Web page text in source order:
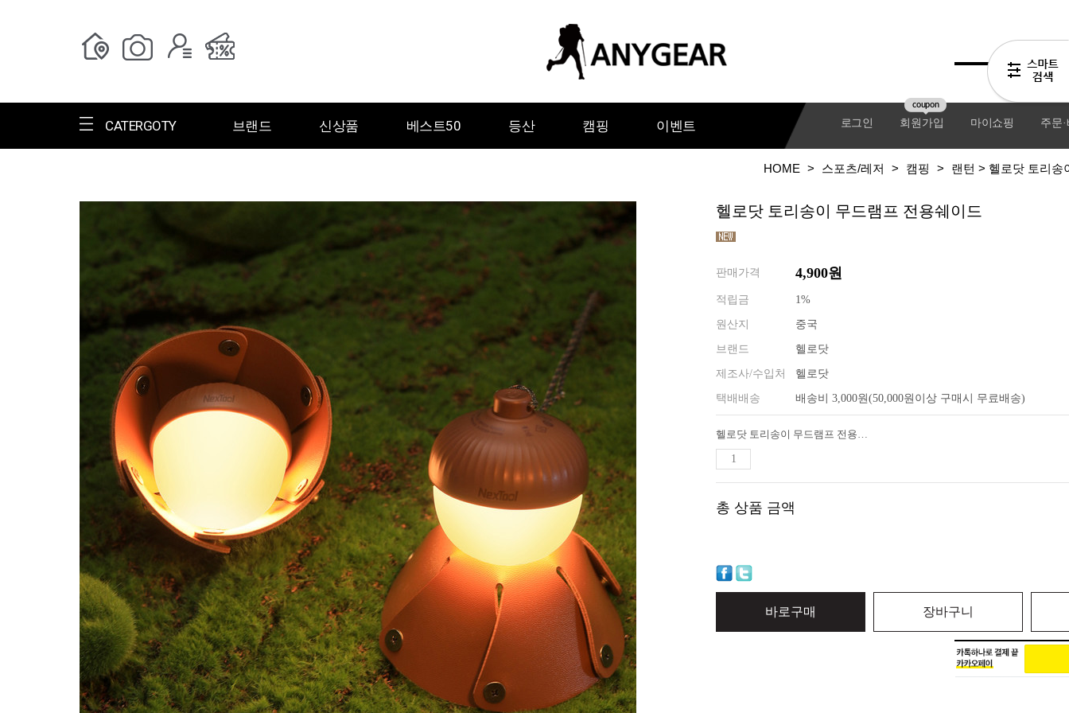
CATERGOTY 브랜드 신상품 베스트50 등산 캠핑 이벤트 로그인 회원가입
coupon
마이쇼핑 주문
전체브랜드
ㄱ
ㄱ 그랑저 그레이웨일디자인 기어에이드 기어팩
HOME > 스포츠/레저 > 캠핑 > 랜턴 > 헬로닷 토리송
헬로닷 토리송이 무드램프 전용쉐이드
판매가격 4,900원
적립금 1%
원산지 중국
브랜드 헬로닷
제조사/수입처 헬로닷
택배배송 배송비 3,000원(50,000원이상 구매시 무료배송)
헬로닷 토리송이 무드램프 전용쉐이드
총 상품 금액
바로구매 장바구니